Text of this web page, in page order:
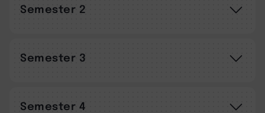
Semester 2
Semester 3
Semester 4